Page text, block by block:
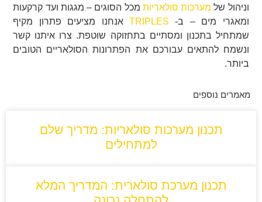
וניהול של מערכות סולאריות מכל הסוגים – מגגות ועד קרקעות
ומאגרי מים – ב- TRIPLES אנחנו מציעים פתרון מקיף
שמתחיל בתכנון ומסתיים בתחזוקה שוטפת. צרו איתנו קשר
ונשמח להתאים עבורכם את הפתרונות הסולאריים הטובים
ביותר.
מאמרים נוספים
תכנון מערכות סולאריות: מדריך שלם
למתחילים
תכנון מערכת סולארית: המדריך המלא